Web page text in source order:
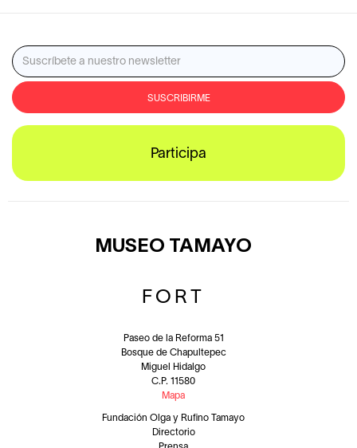
Participa
MUSEO TAMAYO
FORT
Paseo de la Reforma 51
Bosque de Chapultepec
Miguel Hidalgo
C.P. 11580
Mapa
Fundación Olga y Rufino Tamayo
Directorio